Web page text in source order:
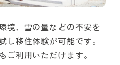
境、雪の量などの不安を
し移住体験が可能です。
ご利用いただけます。